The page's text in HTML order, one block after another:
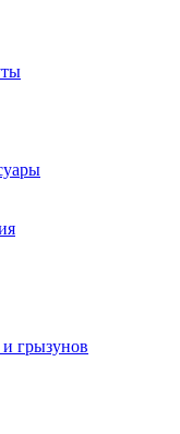
грызунов